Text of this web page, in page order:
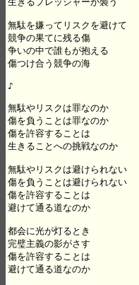
無駄を嫌ってリスクを避けて
競争の果てに残る傷
争いの中で誰もが抱える
傷つけ合う競争の海
♪
無駄やリスクは罪なのか
傷を負うことは罪なのか
傷を許容することは
生きることへの挑戦なのか
無駄やリスクは避けられない
傷を負うことは避けられない
傷を許容することは
避けて通る道なのか
都会に光が灯るとき
完璧主義の影がさす
傷を許容することは
避けて通る道なのか